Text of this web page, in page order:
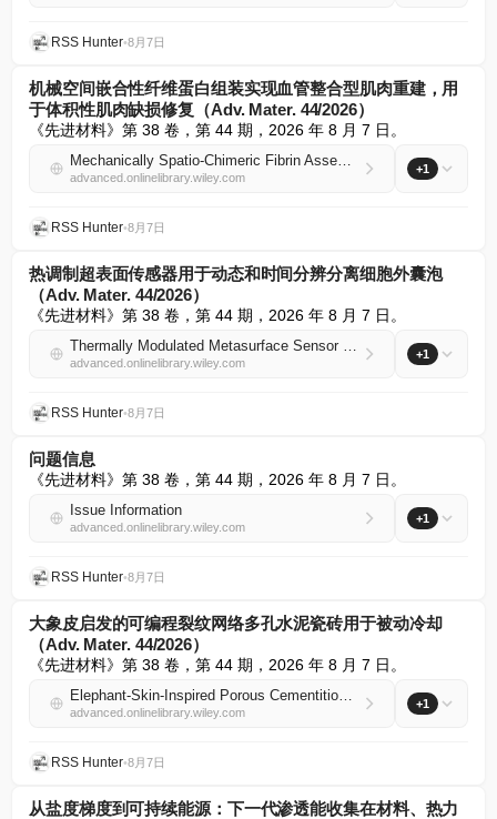
RSS Hunter•8月7日
机械空间嵌合性纤维蛋白组装实现血管整合型肌肉重建，用
于体积性肌肉缺损修复（Adv. Mater. 44/2026）
《先进材料》第 38 卷，第 44 期，2026 年 8 月 7 日。
Mechanically Spatio‐Chimeric Fibrin Assembly Enables Vascular‐Integrated Muscle Reconstruction for Volumetric Muscle Loss Repair (Adv. Mater. 44/2026)
advanced.onlinelibrary.wiley.com
+1
RSS Hunter•8月7日
热调制超表面传感器用于动态和时间分辨分离细胞外囊泡
（Adv. Mater. 44/2026）
《先进材料》第 38 卷，第 44 期，2026 年 8 月 7 日。
Thermally Modulated Metasurface Sensor for Dynamic and Time‐Resolved Isolation of Extracellular Vesicles (Adv. Mater. 44/2026)
advanced.onlinelibrary.wiley.com
+1
RSS Hunter•8月7日
问题信息
《先进材料》第 38 卷，第 44 期，2026 年 8 月 7 日。
Issue Information
advanced.onlinelibrary.wiley.com
+1
RSS Hunter•8月7日
大象皮启发的可编程裂纹网络多孔水泥瓷砖用于被动冷却
（Adv. Mater. 44/2026）
《先进材料》第 38 卷，第 44 期，2026 年 8 月 7 日。
Elephant‐Skin‐Inspired Porous Cementitious Tiles with Programmable Crack Networks for Passive Cooling (Adv. Mater. 44/2026)
advanced.onlinelibrary.wiley.com
+1
RSS Hunter•8月7日
从盐度梯度到可持续能源：下一代渗透能收集在材料、热力